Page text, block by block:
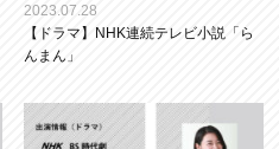
2023.07.28
【ドラマ】NHK連続テレビ小説「ら
んまん」